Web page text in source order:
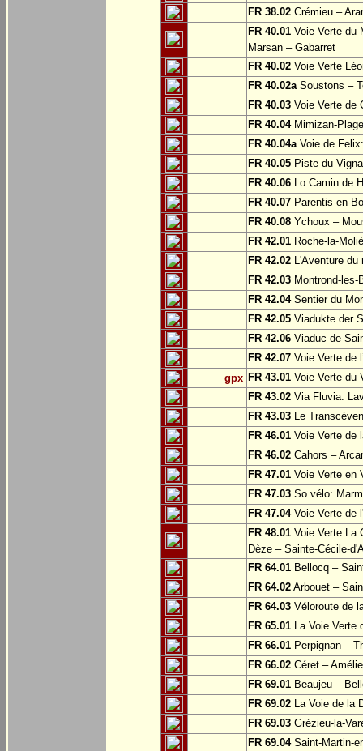
FR 38.02 Crémieu –
FR 40.01 Voie Verte du
Marsan – Gabarret
FR 40.02 Voie Verte
FR 40.02aSoustons –
FR 40.03 Voie Verte de
FR 40.04Mimizan-
FR 40.04aVoie de
FR 40.05 Piste du
FR 40.06 Lo Camin de
FR 40.07 Parentis-en-
FR 40.08 Ychoux –
FR 42.01 Roche-la-
FR 42.02 L'Aventure
FR 42.03 Montrond-les-
FR 42.04Sentier du
FR 42.05 Viadukte der
FR 42.06 Viaduc de
FR 42.07 Voie Verte de
gpx FR 43.01 Voie Verte du
FR 43.02 Via Fluvia:
FR 43.03 Le
FR 46.01 Voie Verte de
FR 46.02 Cahors –
FR 47.01 Voie Verte en
FR 47.03 So vélo:
FR 47.04Voie Verte de
FR 48.01 Voie Verte La
Dèze – Sainte-Cécile-
FR 64.01 Bellocq –
FR 64.02 Arbouet –
FR 64.03 Véloroute de
FR 65.01 La Voie Verte
FR 66.01 Perpignan –
FR 66.02 Céret –
FR 69.01 Beaujeu –
FR 69.02 La Voie de la
FR 69.03 Grézieu-la-
FR 69.04Saint-Martin-